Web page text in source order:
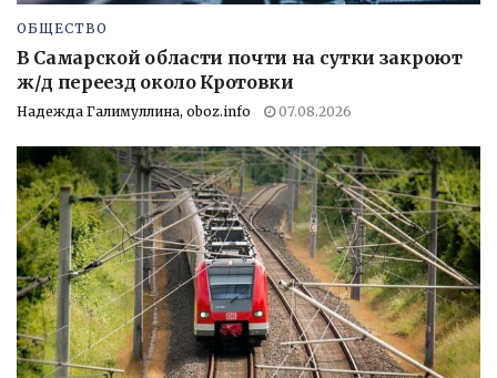
ОБЩЕСТВО
В Самарской области почти на сутки закроют
ж/д переезд около Кротовки
Надежда Галимуллина, oboz.info 07.08.2026